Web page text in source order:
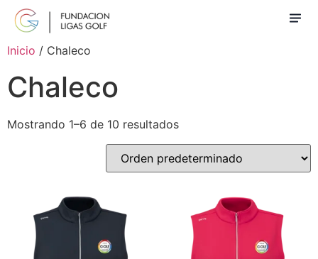
Inicio / Chaleco
Chaleco
Mostrando 1–6 de 10 resultados